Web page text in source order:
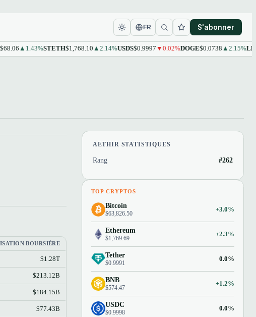
FR S'abonner
▲1.43%STETH$1,768.10▲2.14%USDS$0.9997▼0.02%DOGE$0.0738▲2.15%LEO
BOURSIÈRE
$1.28T
$213.12B
$184.15B
$77.43B
AETHIR STATISTIQUES
Rang #262
TOP CRYPTOS
Bitcoin
$63,826.50
+3.0%
Ethereum
$1,769.69
+2.3%
Tether
$0.9991
0.0%
BNB
$574.47
+1.2%
USDC
$0.9998
0.0%